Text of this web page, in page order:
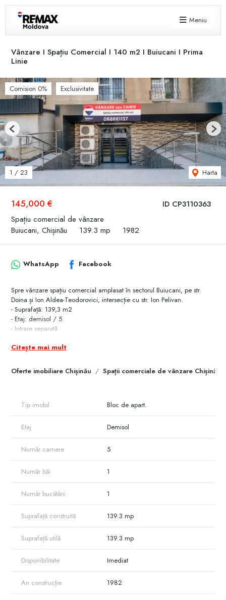
Meniu
Vânzare I Spațiu Comercial I 140 m2 I Buiucani I Prima
Linie
ID CP3110363
145,000 €
Spațiu comercial de vânzare
Buiucani, Chișinău
139.3 mp 1982
Comision 0% Exclusivitate
1 / 23 Harta
Previous Next
Oferte imobiliare Chișinău Spații comerciale de vânzare Chișinău
WhatsApp Facebook
Spre vânzare spațiu comercial amplasat în sectorul Buiucani, pe str.
Doina și Ion Aldea-Teodorovici, intersecție cu str. Ion Pelivan.
- Suprafață: 139,3 m2
- Etaj: demisol / 5
- Intrare separată
- Design individual
- Sistem video și alarmă
- Bucătărie, baie, depozit
Spațiul este potrivit pentru activitate comercială, oficiu, salon, cabinet
sau alte servicii.
Pentru informații suplimentare, apelați:
Citește mai mult
Tip imobil Bloc de apart.
Etaj Demisol
Număr camere 5
Număr băi 1
Număr bucătării 1
Suprafață construită 139.3 mp
Suprafață utilă 139.3 mp
Disponibilitate Imediat
An construcție 1982